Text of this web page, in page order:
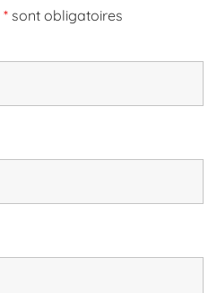
* sont obligatoires